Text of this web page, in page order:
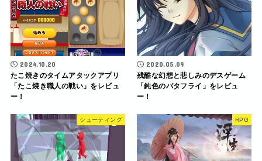
2024.10.20
たこ焼きのタイムアタックアプリ
「たこ焼き職人の戦い」をレビュ
ー！
2020.05.09
残酷な幻想と悲しみのデスゲーム
「鈍色のバタフライ」をレビュ
ー！
シューティング RPG